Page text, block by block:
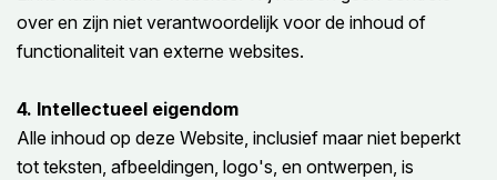
over en zijn niet verantwoordelijk voor de inhoud of
functionaliteit van externe websites.
4. Intellectueel eigendom
Alle inhoud op deze Website, inclusief maar niet beperkt
tot teksten, afbeeldingen, logo's, en ontwerpen, is